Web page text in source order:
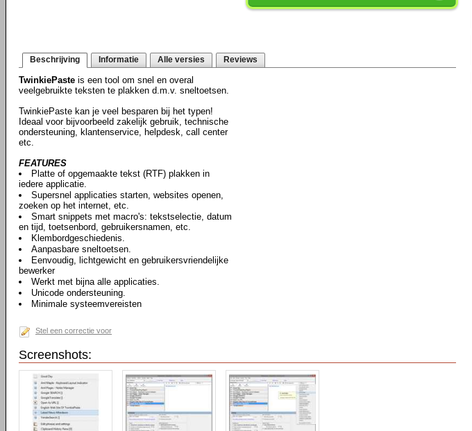
Beschrijving Informatie Alle versies Reviews
TwinkiePaste is een tool om snel en overal
veelgebruikte teksten te plakken d.m.v. sneltoetsen.
TwinkiePaste kan je veel besparen bij het typen!
Ideaal voor bijvoorbeeld zakelijk gebruik, technische
ondersteuning, klantenservice, helpdesk, call center
etc.
FEATURES
Platte of opgemaakte tekst (RTF) plakken in
iedere applicatie.
Supersnel applicaties starten, websites openen,
zoeken op het internet, etc.
Smart snippets met macro's: tekstselectie, datum
en tijd, toetsenbord, gebruikersnamen, etc.
Klembordgeschiedenis.
Aanpasbare sneltoetsen.
Eenvoudig, lichtgewicht en gebruikersvriendelijke
bewerker
Werkt met bijna alle applicaties.
Unicode ondersteuning.
Minimale systeemvereisten
Stel een correctie voor
Screenshots: